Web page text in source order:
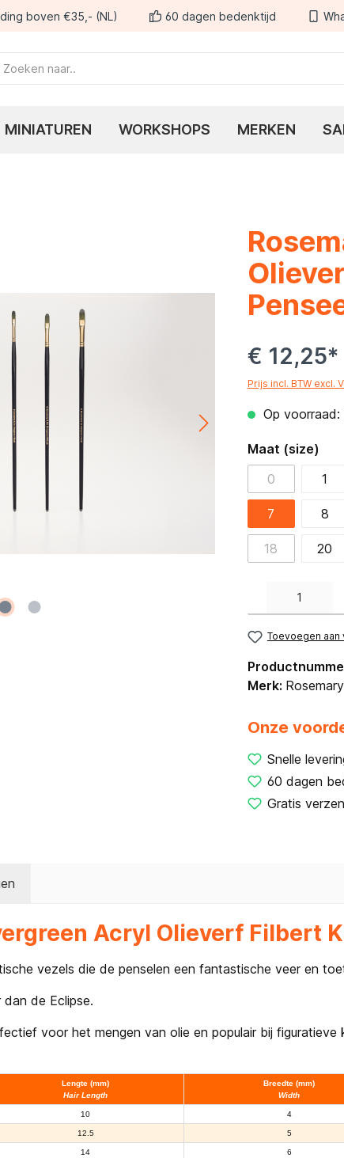
boven €35,- (NL) 60 dagen bedenktijd
MINIATUREN WORKSHOPS MERKEN
€ 12,25*
Prijs incl. BTW excl.
Op voorraad:
Maat (size)
0
1
7 8
18 20
Toevoegen aan
Merk:
Onze
Snelle
60 dagen
Gratis
Acryl Olieverf Filbert
vezels die de penselen een fantastische veer en
de Eclipse.
voor het mengen van olie en populair bij figuratieve
Lengte (mm)
Hair Length
Breedte (mm)
Width
10 4
12.5 5
14 6